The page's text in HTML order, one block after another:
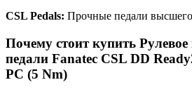
CSL Pedals: Прочные педали высшего
Почему стоит купить Рулевое
педали Fanatec CSL DD
PC (5 Nm)